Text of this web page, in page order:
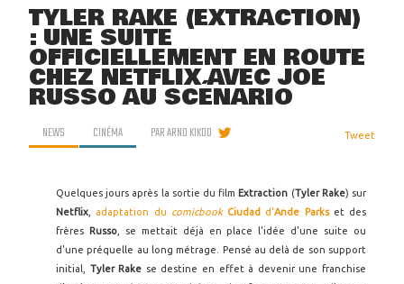
TYLER RAKE (EXTRACTION)
: UNE SUITE
OFFICIELLEMENT EN ROUTE
CHEZ NETFLIX AVEC JOE
RUSSO AU SCÉNARIO
NEWS CINÉMA PARARNO KIKOO Tweet
Quelques jours après la sortie du film Extraction (Tyler Rake) sur
Netflix
adaptation du comicbook Ciudad d'Ande Parks et des
frères Russo, se mettait déjà en place l'idée d'une suite ou
d'une préquelle au long métrage. Pensé au delà de son support
initial, Tyler Rake se destine en effet à devenir une franchise